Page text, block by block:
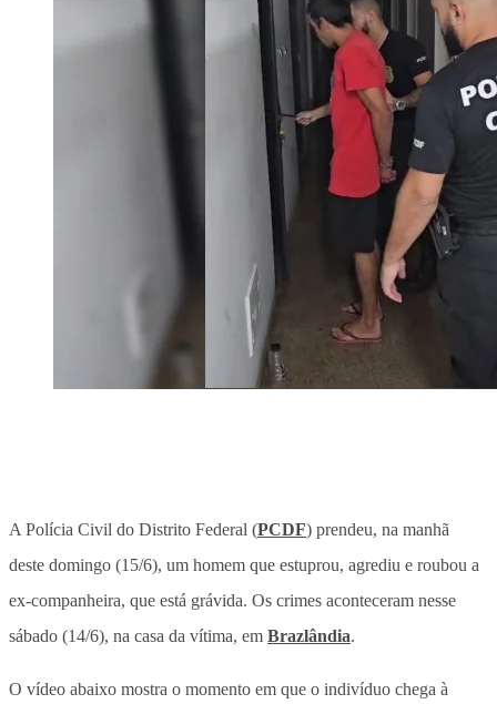
A Polícia Civil do Distrito Federal (PCDF) prendeu, na manhã
deste domingo (15/6), um homem que estuprou, agrediu e roubou a
ex-companheira, que está grávida. Os crimes aconteceram nesse
sábado (14/6), na casa da vítima, em Brazlândia.
O vídeo abaixo mostra o momento em que o indivíduo chega à